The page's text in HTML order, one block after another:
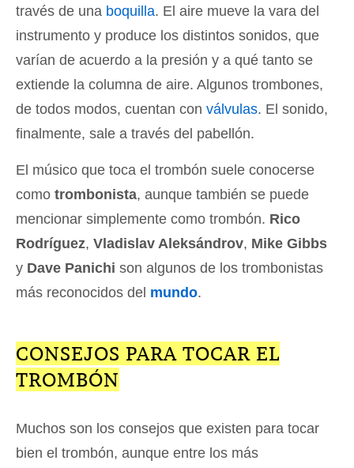
través de una boquilla. El aire mueve la vara del
instrumento y produce los distintos sonidos, que
varían de acuerdo a la presión y a qué tanto se
extiende la columna de aire. Algunos trombones,
de todos modos, cuentan con válvulas. El sonido,
finalmente, sale a través del pabellón.
El músico que toca el trombón suele conocerse
como trombonista, aunque también se puede
mencionar simplemente como trombón. Rico
Rodríguez, Vladislav Aleksándrov, Mike Gibbs
y Dave Panichi son algunos de los trombonistas
más reconocidos del mundo.
CONSEJOS PARA TOCAR EL
TROMBÓN
Muchos son los consejos que existen para tocar
bien el trombón, aunque entre los más